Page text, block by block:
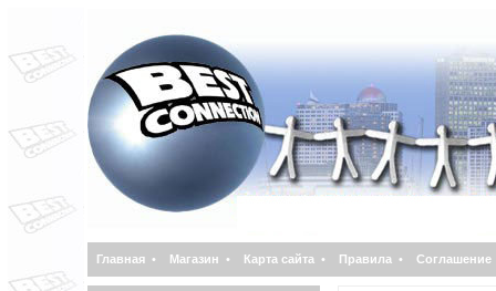
Главная • Магазин • Карта сайта • Правила • Соглашение